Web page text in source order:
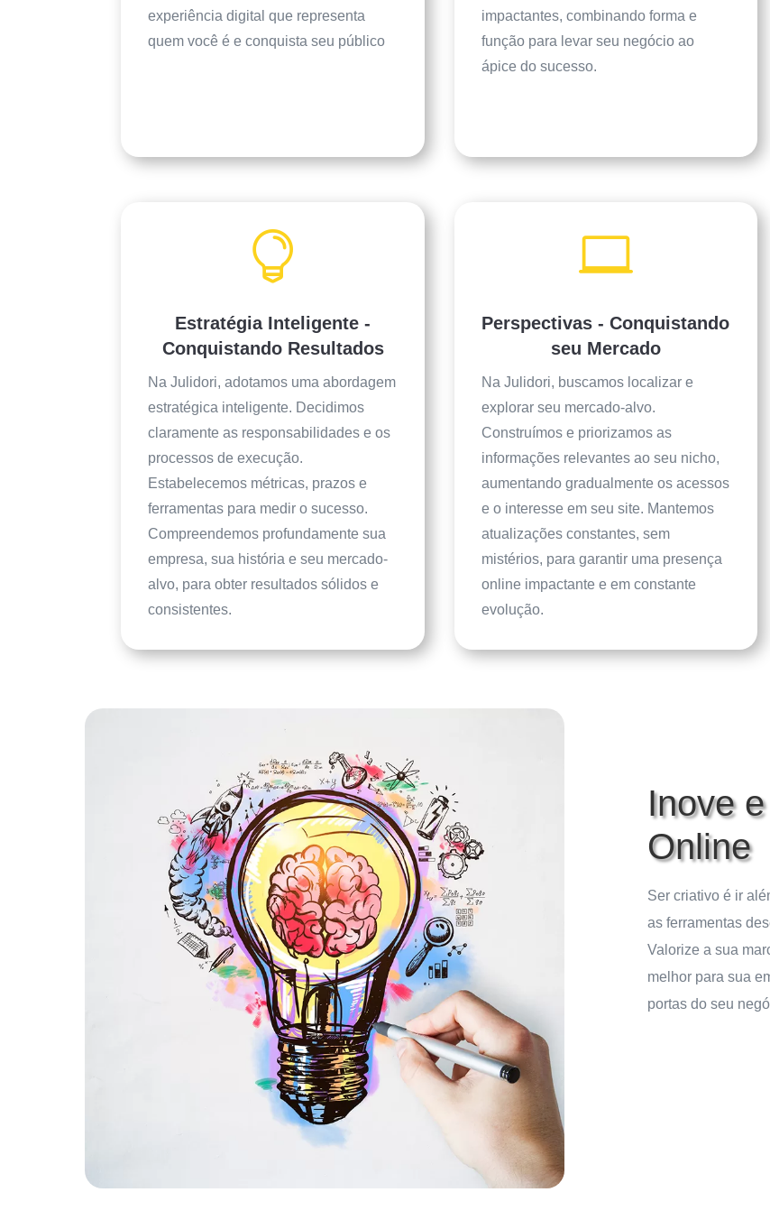
experiência digital que representa
quem você é e conquista seu público
impactantes, combinando forma e
função para levar seu negócio ao
ápice do sucesso.

Estratégia Inteligente -
Conquistando Resultados
Na Julidori, adotamos uma abordagem
estratégica inteligente. Decidimos
claramente as responsabilidades e os
processos de execução.
Estabelecemos métricas, prazos e
ferramentas para medir o sucesso.
Compreendemos profundamente sua
empresa, sua história e seu mercado-
alvo, para obter resultados sólidos e
consistentes.

Perspectivas - Conquistando
seu Mercado
Na Julidori, buscamos localizar e
explorar seu mercado-alvo.
Construímos e priorizamos as
informações relevantes ao seu nicho,
aumentando gradualmente os acessos
e o interesse em seu site. Mantemos
atualizações constantes, sem
mistérios, para garantir uma presença
online impactante e em constante
evolução.
Inove
Online
Ser criativo é ir
as ferramentas
Valorize a sua
melhor para sua
portas do seu